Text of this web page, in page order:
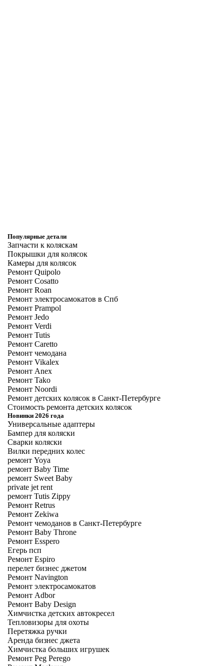
Популярные детали
Запчасти к коляскам
Покрышки для колясок
Камеры для колясок
Ремонт Quipolo
Ремонт Cosatto
Ремонт Roan
Ремонт электросамокатов в Спб
Ремонт Prampol
Ремонт Jedo
Ремонт Verdi
Ремонт Tutis
Ремонт Caretto
Ремонт чемодана
Ремонт Vikalex
Ремонт Anex
Ремонт Tako
Ремонт Noordi
Ремонт детских колясок в Санкт-Петербурге
Стоимость ремонта детских колясок
Новинки 2026 года
Универсальные адаптеры
Бампер для коляски
Сварки коляски
Вилки передних колес
ремонт Yoya
ремонт Baby Time
ремонт Sweet Baby
private jet rent
ремонт Tutis Zippy
Ремонт Retrus
Ремонт Zekiwa
Ремонт чемоданов в Санкт-Петербурге
Ремонт Baby Throne
Ремонт Esspero
Егерь псп
Ремонт Espiro
перелет бизнес джетом
Ремонт Navington
Ремонт электросамокатов
Ремонт Adbor
Ремонт Baby Design
Химчистка детских автокресел
Тепловизоры для охоты
Перетяжка ручки
Аренда бизнес джета
Химчистка больших игрушек
Ремонт Peg Perego